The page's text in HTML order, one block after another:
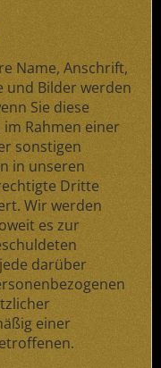
Name, Anschrift,
und Bilder werden
Sie diese
Rahmen einer
sonstigen
in unseren
Dritte
Wir werden
es zur
darüber
einer